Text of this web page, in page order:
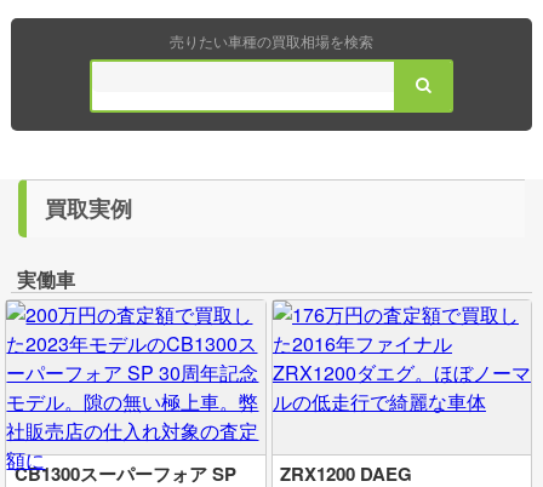
売りたい車種の買取相場を検索
買取実例
実働車
CB1300スーパーフォア SP
ZRX1200 DAEG